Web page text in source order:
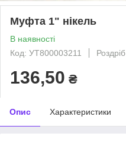
Муфта 1" нікель
В наявності
Код: УТ800003211
Роздріб
136,50 ₴
Опис Характеристики